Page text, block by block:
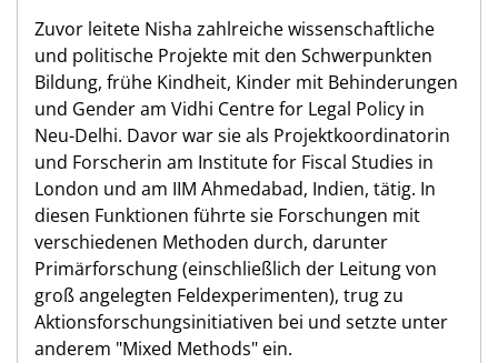
Zuvor leitete Nisha zahlreiche wissenschaftliche
und politische Projekte mit den Schwerpunkten
Bildung, frühe Kindheit, Kinder mit Behinderungen
und Gender am Vidhi Centre for Legal Policy in
Neu-Delhi. Davor war sie als Projektkoordinatorin
und Forscherin am Institute for Fiscal Studies in
London und am IIM Ahmedabad, Indien, tätig. In
diesen Funktionen führte sie Forschungen mit
verschiedenen Methoden durch, darunter
Primärforschung (einschließlich der Leitung von
groß angelegten Feldexperimenten), trug zu
Aktionsforschungsinitiativen bei und setzte unter
anderem "Mixed Methods" ein.